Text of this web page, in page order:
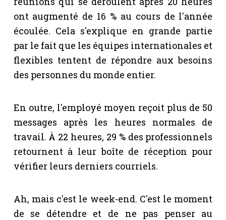
ont augmenté de 16 % au cours de l'année
écoulée. Cela s'explique en grande partie
par le fait que les équipes internationales et
flexibles tentent de répondre aux besoins
des personnes du monde entier.
En outre, l'employé moyen reçoit plus de 50
messages après les heures normales de
travail. À 22 heures, 29 % des professionnels
retournent à leur boîte de réception pour
vérifier leurs derniers courriels.
Ah, mais c'est le week-end. C'est le moment
de se détendre et de ne pas penser au